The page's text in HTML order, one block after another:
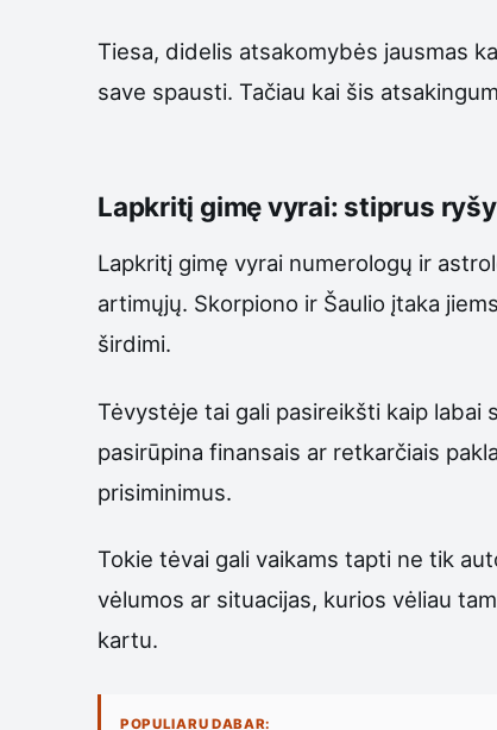
Tiesa, didelis atsakomybės jausmas
save spausti. Tačiau kai šis
Lapkritį gimę vyrai: stiprus
Lapkritį gimę vyrai numerologų ir
artimųjų. Skorpiono ir Šaulio įtaka
širdimi.
Tėvystėje tai gali pasireikšti kaip
pasirūpina finansais ar retkarčiais
prisiminimus.
Tokie tėvai gali vaikams tapti ne tik
vėlumos ar situacijas, kurios vėliau
kartu.
POPULIARU DABAR: